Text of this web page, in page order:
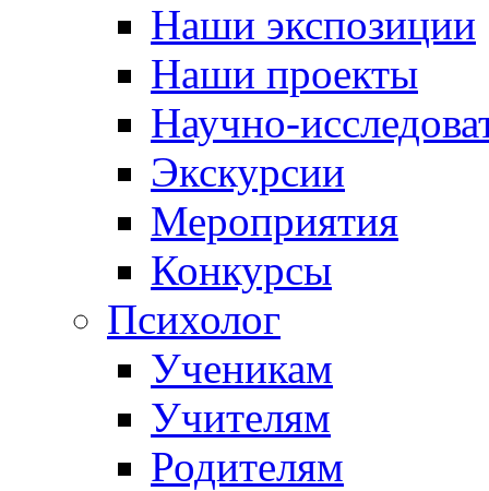
Наши экспозиции
Наши проекты
Научно-
Экскурсии
Мероприятия
Конкурсы
Психолог
Ученикам
Учителям
Родителям